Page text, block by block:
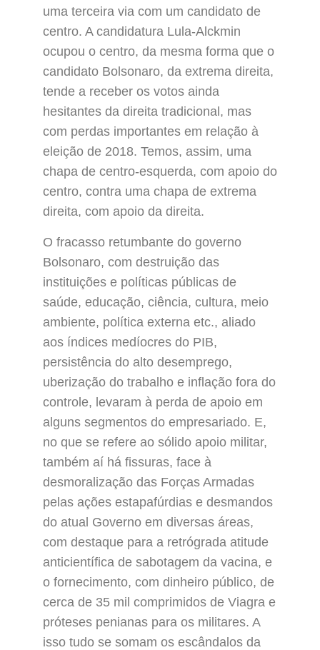
uma terceira via com um candidato de
centro. A candidatura Lula-Alckmin
ocupou o centro, da mesma forma que o
candidato Bolsonaro, da extrema direita,
tende a receber os votos ainda
hesitantes da direita tradicional, mas
com perdas importantes em relação à
eleição de 2018. Temos, assim, uma
chapa de centro-esquerda, com apoio do
centro, contra uma chapa de extrema
direita, com apoio da direita.
O fracasso retumbante do governo
Bolsonaro, com destruição das
instituições e políticas públicas de
saúde, educação, ciência, cultura, meio
ambiente, política externa etc., aliado
aos índices medíocres do PIB,
persistência do alto desemprego,
uberização do trabalho e inflação fora do
controle, levaram à perda de apoio em
alguns segmentos do empresariado. E,
no que se refere ao sólido apoio militar,
também aí há fissuras, face à
desmoralização das Forças Armadas
pelas ações estapafúrdias e desmandos
do atual Governo em diversas áreas,
com destaque para a retrógrada atitude
anticientífica de sabotagem da vacina, e
o fornecimento, com dinheiro público, de
cerca de 35 mil comprimidos de Viagra e
próteses penianas para os militares. A
isso tudo se somam os escândalos da